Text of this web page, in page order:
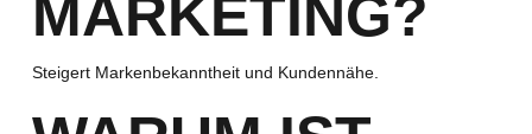
MARKETING?
Steigert Markenbekanntheit und Kundennähe.